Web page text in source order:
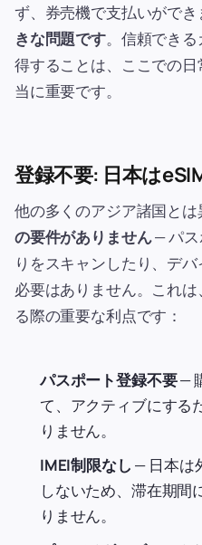
ず、券売機で支払いがで
きな問題です。信頼できる
得することは、ここでの
当に重要です。
登録不要: 日本は
他の多くのアジア諸国とは
の要件がありません— パス
りをスキャンしたり、デ
必要はありません。これ
る際の重要な利点です：
パスポート登録不要—
て、アクティブにする
りません。
IMEI制限なし — 日本は
しないため、滞在期間
りません。